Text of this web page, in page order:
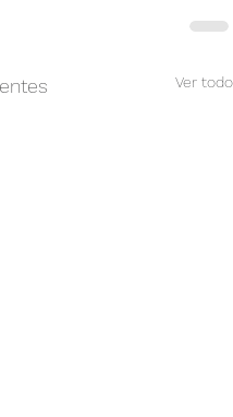
Ver todo